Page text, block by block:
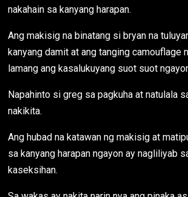
nakahain sa kanyang harapan.
Ang makisig na binatang si bryan na
kanyang damit at ang tanging camouflage
lamang ang kasalukuyang suot suot
Napahinto si greg sa pagkuha at natulala
nakikita.
Ang hubad na katawan ng makisig at
sa kanyang harapan ngayon ay nagliliyab
kaseksihan.